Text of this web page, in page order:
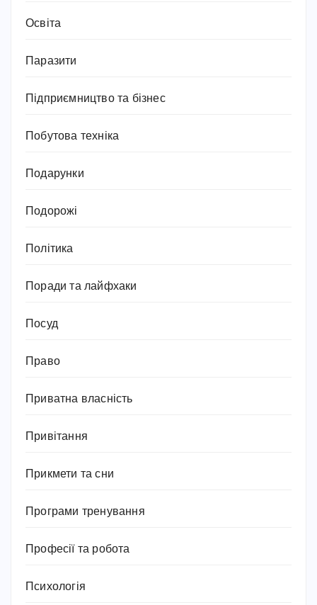
Освіта
Паразити
Підприємництво та бізнес
Побутова техніка
Подарунки
Подорожі
Політика
Поради та лайфхаки
Посуд
Право
Приватна власність
Привітання
Прикмети та сни
Програми тренування
Професії та робота
Психологія